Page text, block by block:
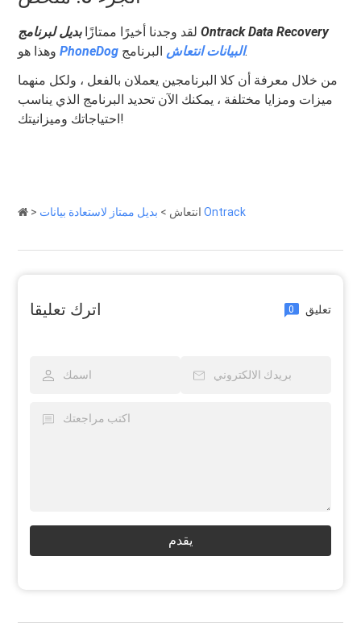
لقد وجدنا أخيرًا ممتازًا بديل لبرنامج Ontrack Data Recovery
وهذا هوPhoneDog البيانات انتعاش
البرنامج.
من خلال معرفة أن كلا البرنامجين يعملان بالفعل ، ولكل منهما
ميزات ومزايا مختلفة ، يمكنك الآن تحديد البرنامج الذي يناسب
احتياجاتك وميزانيتك!
> انتعاش > بديل ممتاز لاستعادة بيانات Ontrack
اترك تعليقا 0 تعليق
يقدم